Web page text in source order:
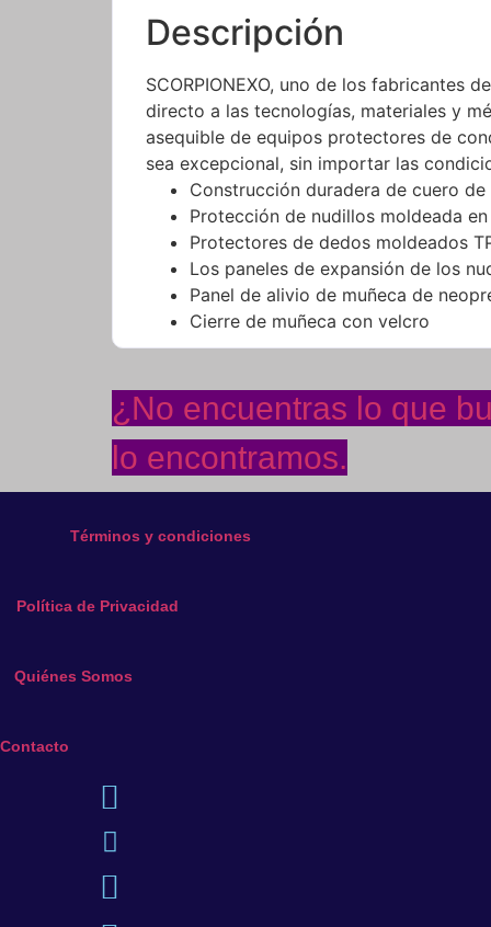
Descripción
SCORPIONEXO, uno de los fabricantes
directo a las tecnologías, materiales y
asequible de equipos protectores de
sea excepcional, sin importar las
Construcción duradera de cuero
Protección de nudillos moldeada
Protectores de dedos moldeados
Los paneles de expansión de los
Panel de alivio de muñeca de
Cierre de muñeca con velcro
¿No encuentras lo que
lo encontramos.
Términos y condiciones
Política de Privacidad
Quiénes Somos
Contacto